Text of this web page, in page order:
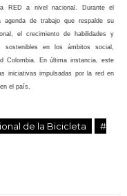
RED a nivel nacional. Durante el
agenda de trabajo que respalde su
el crecimiento de habilidades y
sostenibles en los ámbitos social,
Colombia. En última instancia, este
iniciativas impulsadas por la red en
el país.
de la Bicicleta
#